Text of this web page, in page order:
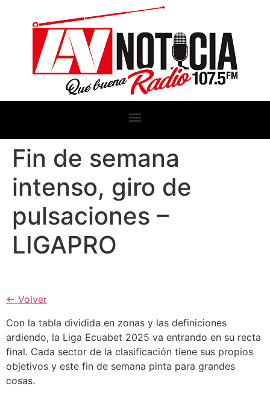
Fin de semana
intenso, giro de
pulsaciones –
LIGAPRO
← Volver
Con la tabla dividida en zonas y las definiciones
ardiendo, la Liga Ecuabet 2025 va entrando en su recta
final. Cada sector de la clasificación tiene sus propios
objetivos y este fin de semana pinta para grandes
cosas.